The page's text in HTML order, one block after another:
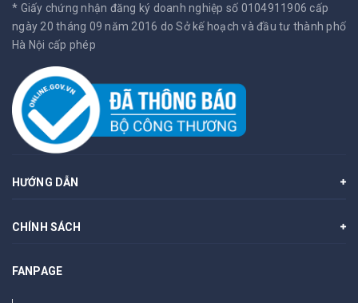
* Giấy chứng nhận đăng ký doanh nghiệp số 0104911906 cấp
ngày 20 tháng 09 năm 2016 do Sở kế hoạch và đầu tư thành phố
Hà Nội cấp phép
HƯỚNG DẪN
CHÍNH SÁCH
FANPAGE